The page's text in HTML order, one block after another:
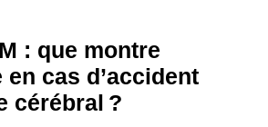
: que montre
en cas d’accident
cérébral ?